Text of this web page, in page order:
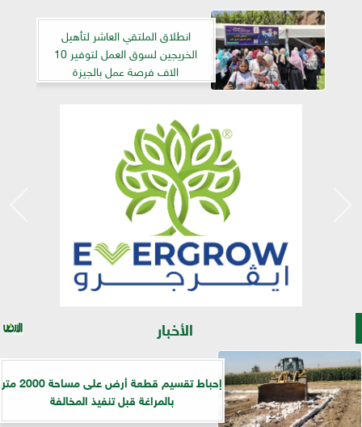
انطلاق الملتقي العاشر لتأهيل
الخريجين لسوق العمل لتوفير 10
الاف فرصة عمل بالجيزة
الأخبار
إحباط تقسيم قطعة أرض على مساحة 2000 متر
بالمراغة قبل تنفيذ المخالفة